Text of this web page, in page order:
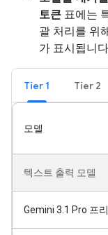
토큰 표에는
괄 처리를 위
가 표시됩니
Tier 1 Tier 2
모델
텍스트 출력 모델
Gemini 3.1 Pro 프